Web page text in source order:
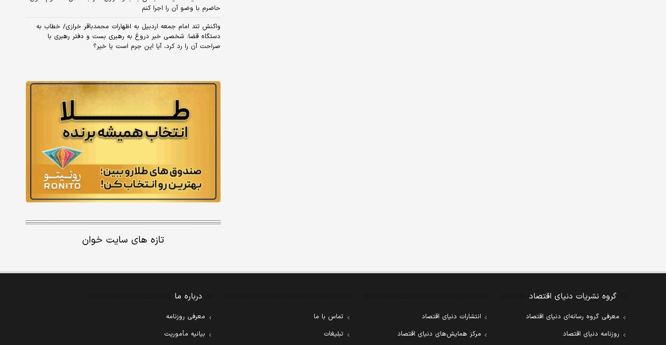
حاضرم با وضو آن را اجرا کنم
واکنش تند امام جمعه اردبیل به اظهارات محمدباقر خرازی/ خطاب به
دستگاه قضا: شخصی خبر دروغ به رهبری بست و دفتر رهبری با
صراحت آن را رد کرد، آیا این جرم است یا خیر؟
تازه های سایت خوان
گروه نشریات دنیای اقتصاد
معرفی گروه رسانه‌ای دنیای اقتصاد
روزنامه دنیای اقتصاد
انتشارات دنیای اقتصاد
مرکز همایش‌های دنیای اقتصاد
تماس با ما
تبلیغات
درباره ما
معرفی روزنامه
بیانیه مأموریت